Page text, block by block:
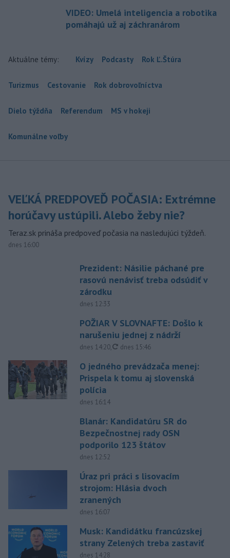
VIDEO: Umelá inteligencia a robotika
pomáhajú už aj záchranárom
Aktuálne témy: Kvízy Podcasty Rok Ľ.Štúra
Turizmus Cestovanie Rok dobrovoľníctva
Dielo týždňa Referendum MS v hokeji
Komunálne voľby
VEĽKÁ PREDPOVEĎ POČASIA: Extrémne
horúčavy ustúpili. Alebo žeby nie?
Teraz.sk prináša predpoveď počasia na nasledujúci týždeň.
dnes 16:00
Prezident: Násilie páchané pre
rasovú nenávisť treba odsúdiť v
zárodku
dnes 12:33
POŽIAR V SLOVNAFTE: Došlo k
narušeniu jednej z nádrží
dnes 14:20, aktualizované
dnes 15:46
O jedného prevádzača menej:
Prispela k tomu aj slovenská
polícia
dnes 16:14
Blanár: Kandidatúru SR do
Bezpečnostnej rady OSN
podporilo 123 štátov
dnes 12:52
Úraz pri práci s lisovacím
strojom: Hlásia dvoch
zranených
dnes 16:07
Musk: Kandidátku francúzskej
strany Zelených treba zastaviť
dnes 14:28